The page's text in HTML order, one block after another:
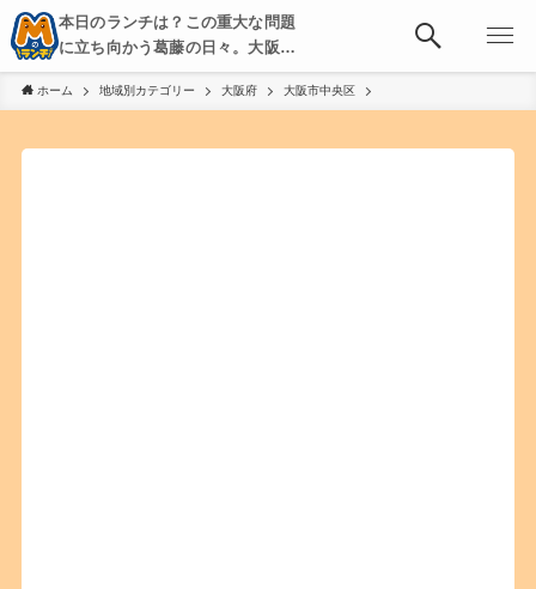
本日のランチは？この重大な問題
に立ち向かう葛藤の日々。大阪・
京都・神戸を中心とした食べ歩
き、飲み歩きを綴る。
ホーム 地域別カテゴリー 大阪府 大阪市中央区